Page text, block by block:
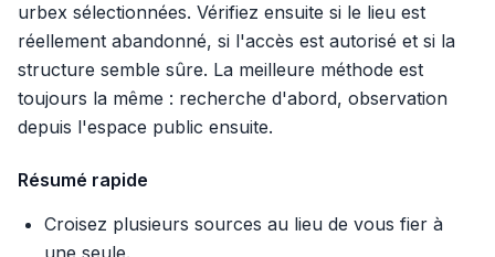
urbex sélectionnées. Vérifiez ensuite si le lieu est
réellement abandonné, si l'accès est autorisé et si la
structure semble sûre. La meilleure méthode est
toujours la même : recherche d'abord, observation
depuis l'espace public ensuite.
Résumé rapide
Croisez plusieurs sources au lieu de vous fier à
une seule.